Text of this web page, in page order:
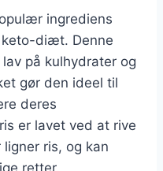
ingrediens
diæt. Denne
på kulhydrater og
gør den ideel til
deres
er lavet ved at rive
ris, og kan
retter.